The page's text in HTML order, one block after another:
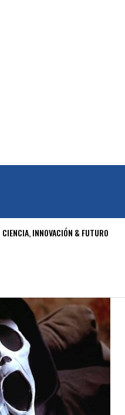
CIENCIA, INNOVACIÓN & FUTURO